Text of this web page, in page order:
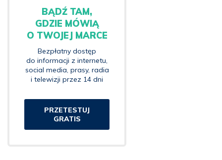
BĄDŹ TAM,
GDZIE MÓWIĄ
O TWOJEJ MARCE
Bezpłatny dostęp
do informacji z internetu,
social media, prasy, radia
i telewizji przez 14 dni
PRZETESTUJ
GRATIS